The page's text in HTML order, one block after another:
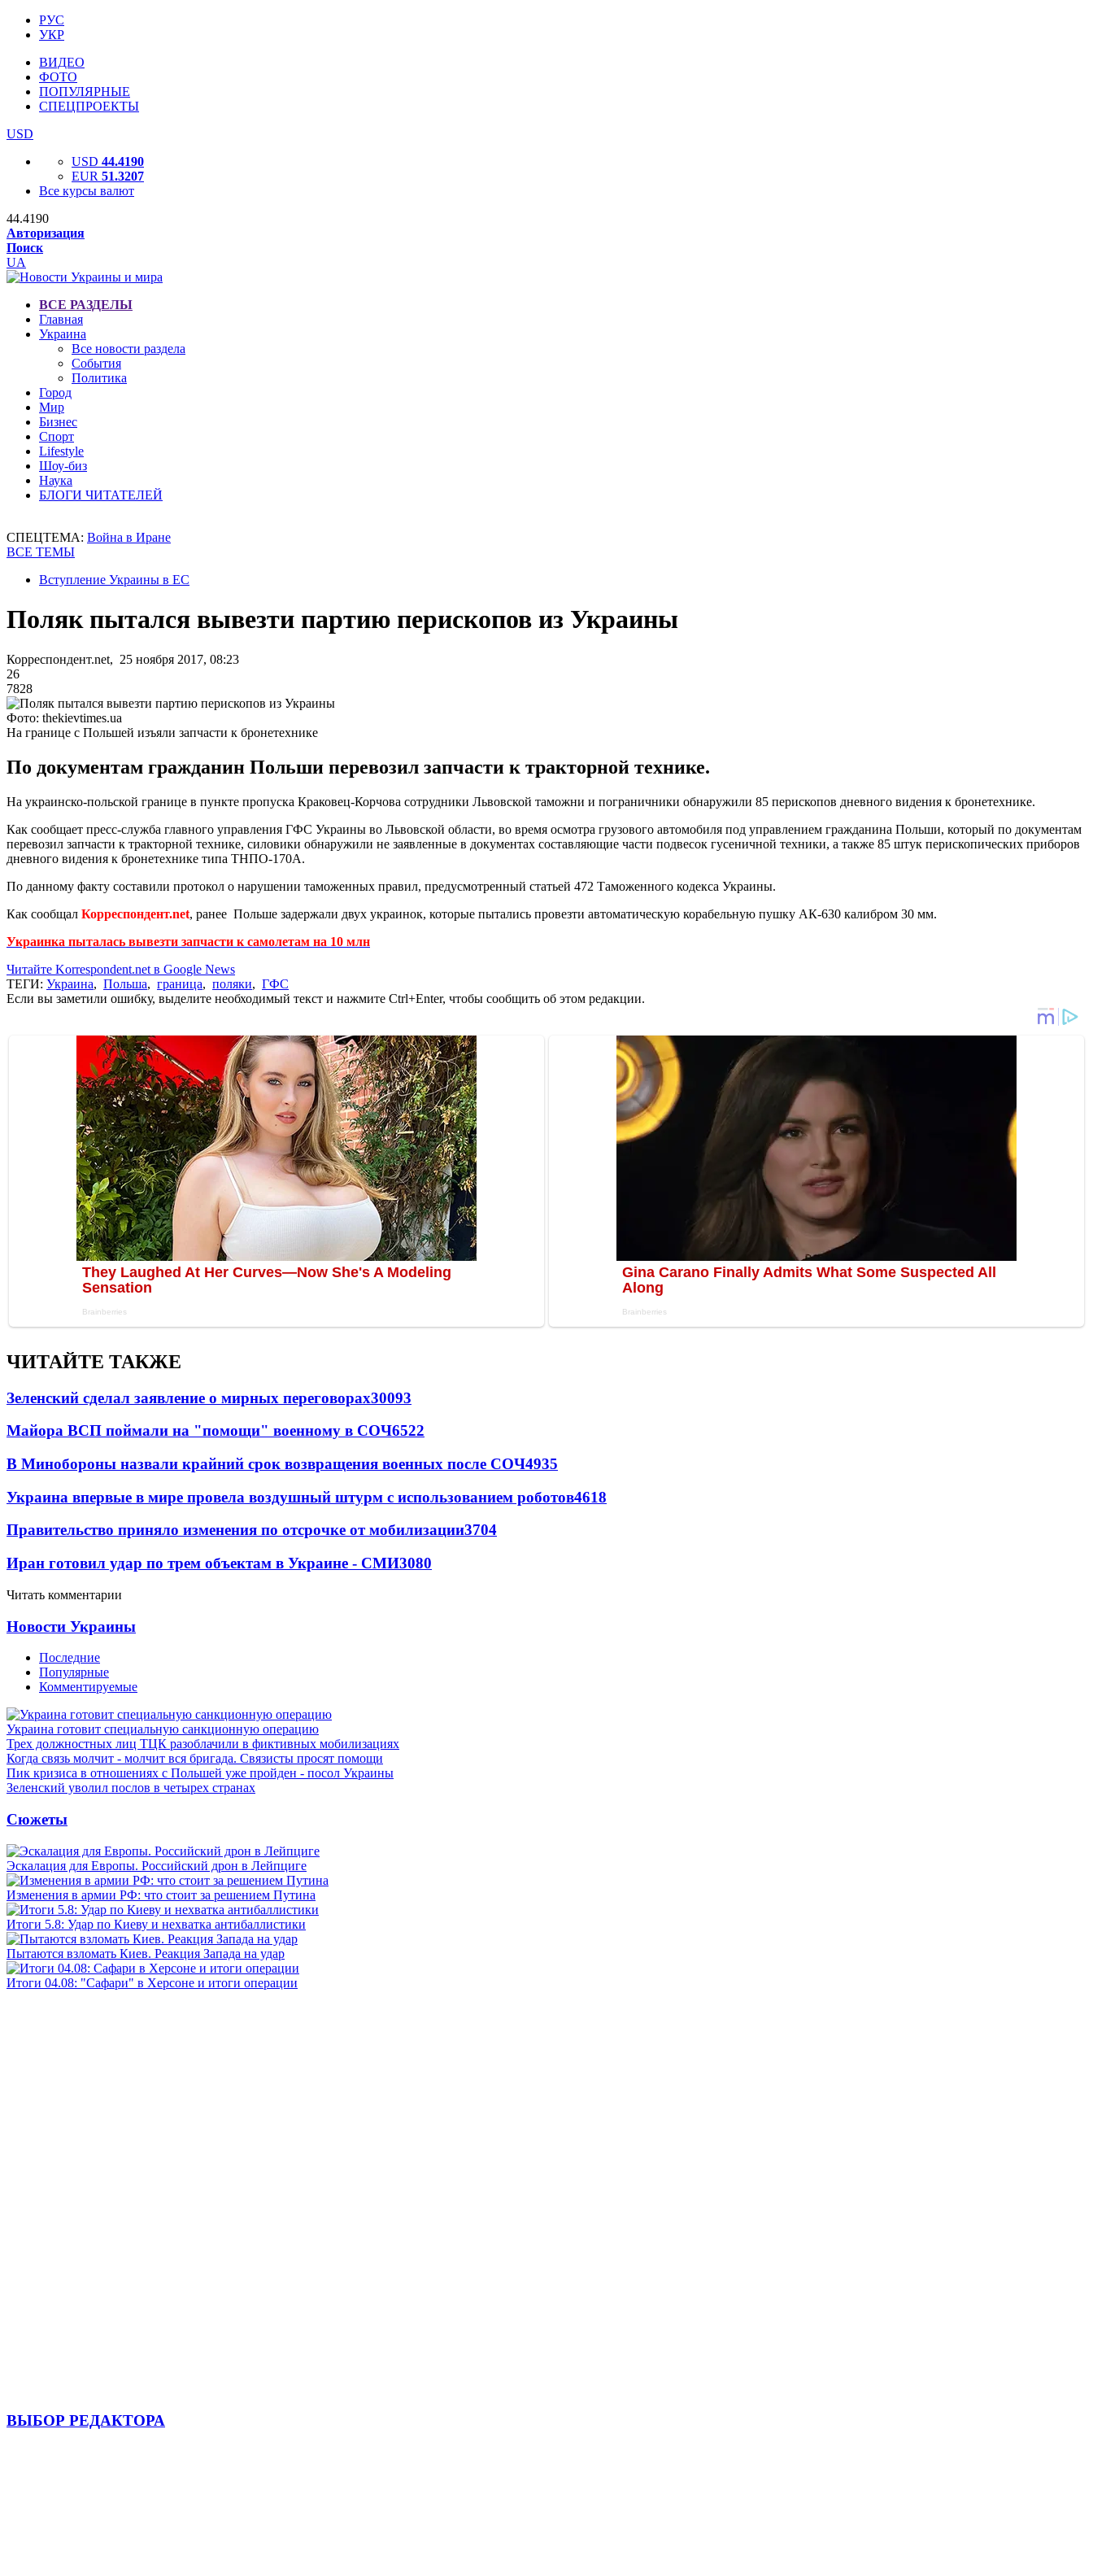
РУС
УКР
ВИДЕО
ФОТО
ПОПУЛЯРНЫЕ
СПЕЦПРОЕКТЫ
USD
USD 44.4190
EUR 51.3207
Все курсы валют
44.4190
Авторизация
Поиск
UA
ВСЕ РАЗДЕЛЫ
Главная
Украина
Все новости раздела
События
Политика
Город
Мир
Бизнес
Спорт
Lifestyle
Шоу-биз
Наука
БЛОГИ ЧИТАТЕЛЕЙ
СПЕЦТЕМА: Война в Иране
ВСЕ ТЕМЫ
Вступление Украины в ЕС
Поляк пытался вывезти партию перископов из Украины
Корреспондент.net, 25 ноября 2017, 08:23
26
7828
Фото: thekievtimes.ua
На границе с Польшей изъяли запчасти к бронетехнике
По документам гражданин Польши перевозил запчасти к тракторной технике.
На украинско-польской границе в пункте пропуска Краковец-Корчова сотрудники Львовской таможни и пограничники обнаружили 85 перископов дневного видения к бронетехнике.
Как сообщает пресс-служба главного управления ГФС Украины во Львовской области, во время осмотра грузового автомобиля под управлением гражданина Польши, который по документам
перевозил запчасти к тракторной технике, силовики обнаружили не заявленные в документах составляющие части подвесок гусеничной техники, а также 85 штук перископических приборов
дневного видения к бронетехнике типа ТНПО-170А.
По данному факту составили протокол о нарушении таможенных правил, предусмотренный статьей 472 Таможенного кодекса Украины.
Как сообщал Корреспондент.net, ранее Польше задержали двух украинок, которые пытались провезти автоматическую корабельную пушку АК-630 калибром 30 мм.
Украинка пыталась вывезти запчасти к самолетам на 10 млн
Читайте Korrespondent.net в Google News
ТЕГИ: Украина, Польша, граница, поляки, ГФС
Если вы заметили ошибку, выделите необходимый текст и нажмите Ctrl+Enter, чтобы сообщить об этом редакции.
ЧИТАЙТЕ ТАКЖЕ
Зеленский сделал заявление о мирных переговорах30093
Майора ВСП поймали на "помощи" военному в СОЧ6522
В Минобороны назвали крайний срок возвращения военных после СОЧ4935
Украина впервые в мире провела воздушный штурм с использованием роботов4618
Правительство приняло изменения по отсрочке от мобилизации3704
Иран готовил удар по трем объектам в Украине - СМИ3080
Читать комментарии
Новости Украины
Последние
Популярные
Комментируемые
Украина готовит специальную санкционную операцию
Трех должностных лиц ТЦК разоблачили в фиктивных мобилизациях
Когда связь молчит - молчит вся бригада. Связисты просят помощи
Пик кризиса в отношениях с Польшей уже пройден - посол Украины
Зеленский уволил послов в четырех странах
Сюжеты
Эскалация для Европы. Российский дрон в Лейпциге
Изменения в армии РФ: что стоит за решением Путина
Итоги 5.8: Удар по Киеву и нехватка антибаллистики
Пытаются взломать Киев. Реакция Запада на удар
Итоги 04.08: "Сафари" в Херсоне и итоги операции
ВЫБОР РЕДАКТОРА